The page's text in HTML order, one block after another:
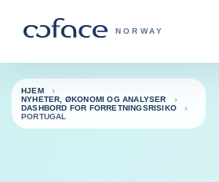
COFACE FOR
NORWAY
Tilbake til hjemmesiden
HJEM
NYHETER, ØKONOMI OG ANALYSER
DASHBORD FOR FORRETNINGSRISIKO
PORTUGAL